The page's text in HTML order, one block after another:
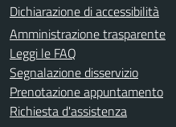
Dichiarazione di accessibilità
Amministrazione trasparente
Leggi le FAQ
Segnalazione disservizio
Prenotazione appuntamento
Richiesta d'assistenza